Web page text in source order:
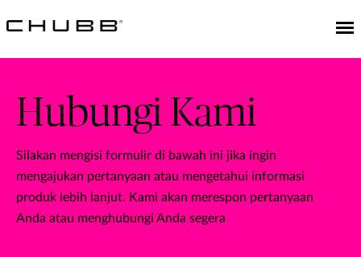
Hubungi Kami
Silakan mengisi formulir di bawah ini jika ingin
mengajukan pertanyaan atau mengetahui informasi
produk lebih lanjut. Kami akan merespon pertanyaan
Anda atau menghubungi Anda segera